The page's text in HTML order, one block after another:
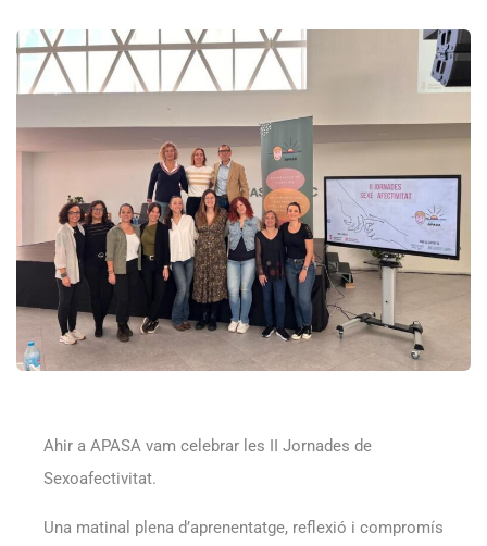
Ahir a APASA vam celebrar les II Jornades de
Sexoafectivitat.
Una matinal plena d’aprenentatge, reflexió i compromís